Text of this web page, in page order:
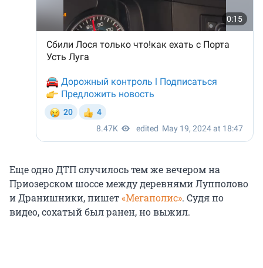
Еще одно ДТП случилось тем же вечером на
Приозерском шоссе между деревнями Лупполово
и Дранишники, пишет«Мегаполис». Судя по
видео, сохатый был ранен, но выжил.